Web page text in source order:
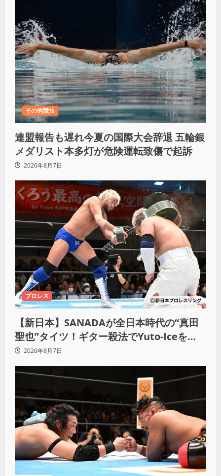
その他競技
連盟報告も遅れ今夏の国際大会辞退 五輪銀
メダリスト本多灯が危険運転致傷で起訴
2026年8月7日
プロレス
【新日本】SANADAが全日本時代の“真田
聖也”タイツ！ギター殺法でYuto-Iceを
KO「俺と闘う時は考えろ。感じるな」
2026年8月7日